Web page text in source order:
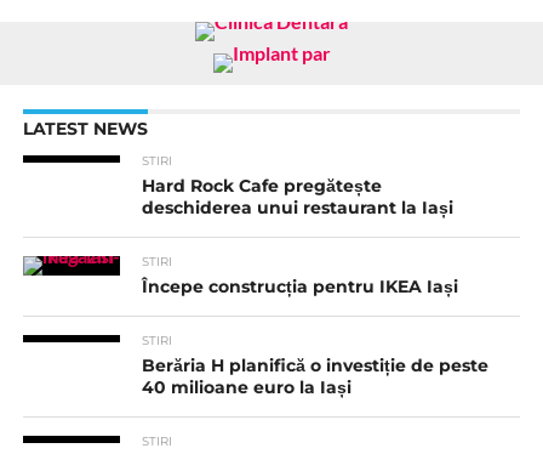
LATEST NEWS
STIRI
Hard Rock Cafe pregătește
deschiderea unui restaurant la Iași
STIRI
Începe construcția pentru IKEA Iași
STIRI
Berăria H planifică o investiție de peste
40 milioane euro la Iași
STIRI